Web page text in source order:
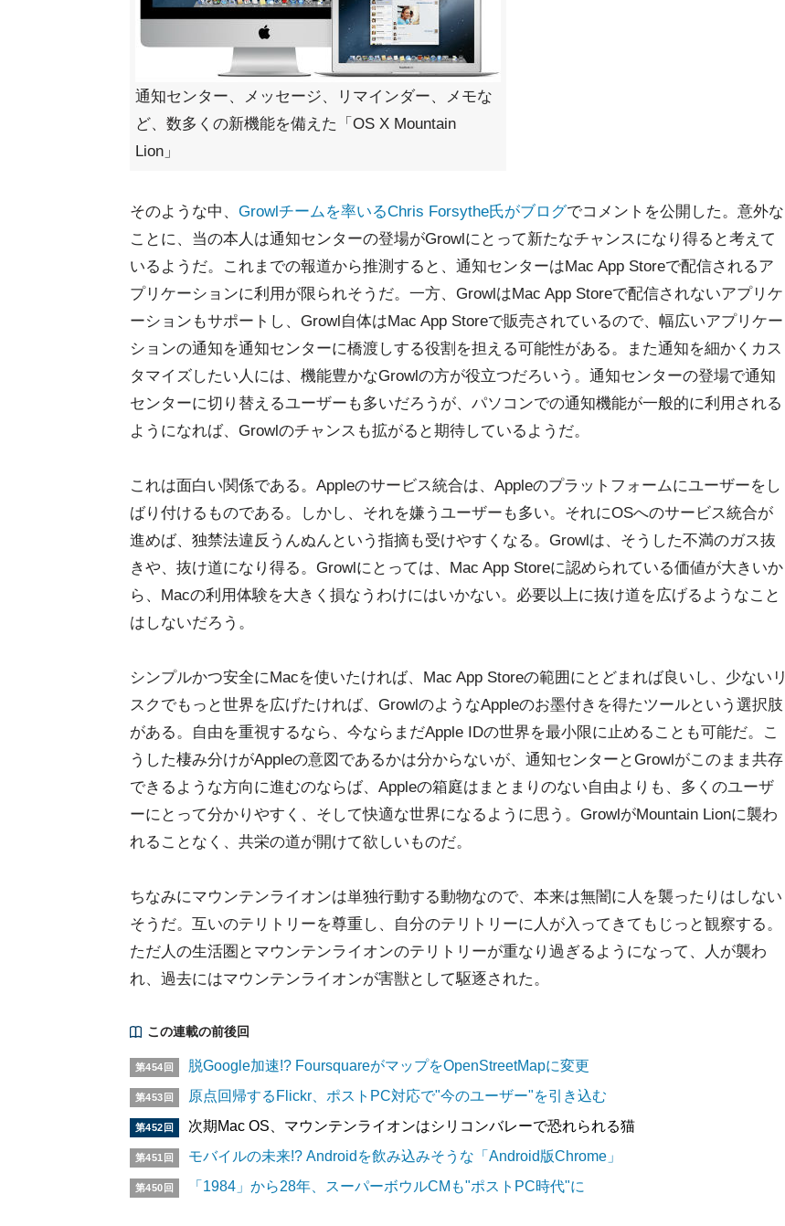
通知センター、メッセージ、リマインダー、メモな
ど、数多くの新機能を備えた「OS X Mountain
Lion」
そのような中、 Growlチームを率いるChris Forsythe氏がブログでコメントを公開した。意外な
ことに、当の本人は通知センターの登場がGrowlにとって新たなチャンスになり得ると考えて
いるようだ。これまでの報道から推測すると、通知センターはMac App Storeで配信されるア
プリケーションに利用が限られそうだ。一方、GrowlはMac App Storeで配信されないアプリケ
ーションもサポートし、Growl自体はMac App Storeで販売されているので、幅広いアプリケー
ションの通知を通知センターに橋渡しする役割を担える可能性がある。また通知を細かくカス
タマイズしたい人には、機能豊かなGrowlの方が役立つだろいう。通知センターの登場で通知
センターに切り替えるユーザーも多いだろうが、パソコンでの通知機能が一般的に利用される
ようになれば、Growlのチャンスも拡がると期待しているようだ。
これは面白い関係である。Appleのサービス統合は、Appleのプラットフォームにユーザーをし
ばり付けるものである。しかし、それを嫌うユーザーも多い。それにOSへのサービス統合が
進めば、独禁法違反うんぬんという指摘も受けやすくなる。Growlは、そうした不満のガス抜
きや、抜け道になり得る。Growlにとっては、Mac App Storeに認められている価値が大きいか
ら、Macの利用体験を大きく損なうわけにはいかない。必要以上に抜け道を広げるようなこと
はしないだろう。
シンプルかつ安全にMacを使いたければ、Mac App Storeの範囲にとどまれば良いし、少ないリ
スクでもっと世界を広げたければ、GrowlのようなAppleのお墨付きを得たツールという選択肢
がある。自由を重視するなら、今ならまだApple IDの世界を最小限に止めることも可能だ。こ
うした棲み分けがAppleの意図であるかは分からないが、通知センターとGrowlがこのまま共存
できるような方向に進むのならば、Appleの箱庭はまとまりのない自由よりも、多くのユーザ
ーにとって分かりやすく、そして快適な世界になるように思う。GrowlがMountain Lionに襲わ
れることなく、共栄の道が開けて欲しいものだ。
ちなみにマウンテンライオンは単独行動する動物なので、本来は無闇に人を襲ったりはしない
そうだ。互いのテリトリーを尊重し、自分のテリトリーに人が入ってきてもじっと観察する。
ただ人の生活圏とマウンテンライオンのテリトリーが重なり過ぎるようになって、人が襲わ
れ、過去にはマウンテンライオンが害獣として駆逐された。
この連載の前後回
第454回 脱Google加速!? FoursquareがマップをOpenStreetMapに変更
第453回 原点回帰するFlickr、ポストPC対応で"今のユーザー"を引き込む
第452回 次期Mac OS、マウンテンライオンはシリコンバレーで恐れられる猫
第451回 モバイルの未来!? Androidを飲み込みそうな「Android版Chrome」
第450回 「1984」から28年、スーパーボウルCMも"ポストPC時代"に